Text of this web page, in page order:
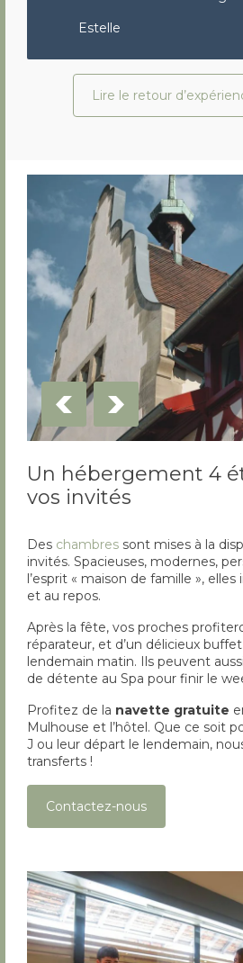
Estelle
Lire le retour
Un hébergement 4
vos invités
Des chambres sont mises à la
invités. Spacieuses, modernes,
l’esprit « maison de famille »,
et au repos.
Après la fête, vos proches
réparateur, et d’un délicieux
lendemain matin. Ils peuvent
de détente au Spa pour finir le
Profitez de la navette gratuite
Mulhouse et l’hôtel. Que ce soit
J ou leur départ le lendemain,
transferts !
Contactez-nous